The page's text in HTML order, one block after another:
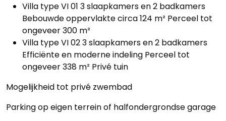
Villa type VI 01 3 slaapkamers en 2 badkamers
Bebouwde oppervlakte circa 124 m² Perceel tot
ongeveer 300 m²
Villa type VI 02 3 slaapkamers en 2 badkamers
Efficiënte en moderne indeling Perceel tot
ongeveer 338 m² Privé tuin
Mogelijkheid tot privé zwembad
Parking op eigen terrein of halfondergrondse garage